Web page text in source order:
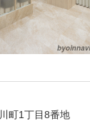
町1丁目8番地